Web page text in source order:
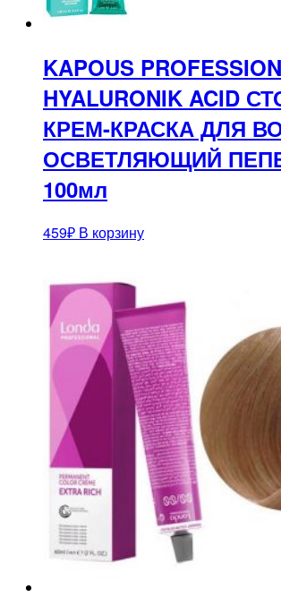
KAPOUS
HYALURONIK ACID
КРЕМ-КРАСКА ДЛЯ
ОСВЕТЛЯЮЩИЙ
100мл
459₽ В корзину